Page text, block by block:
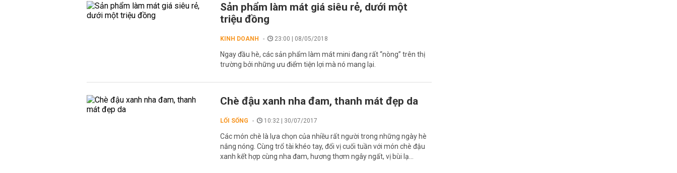
Sản phẩm làm mát giá siêu rẻ, dưới một
triệu đồng
KINH DOANH 23:00 | 08/05/2018
Ngay đầu hè, các sản phẩm làm mát mini đang rất “nòng” trên thị
trường bởi những ưu điểm tiện lợi mà nó mang lại.
Chè đậu xanh nha đam, thanh mát đẹp da
LỐI SỐNG 10:32 | 30/07/2017
Các món chè là lựa chọn của nhiều rất người trong những ngày hè
nắng nóng. Cùng trổ tài khéo tay, đổi vị cuối tuần với món chè đậu
xanh kết hợp cùng nha đam, hương thơm ngây ngất, vị bùi lạ...